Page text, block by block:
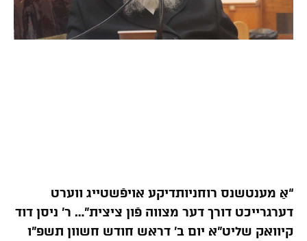
“אַ מענטשנס רוחניותדיקע אויפֿשטייג ווערט
דערגרייכט דורך דער מצווה פֿון ציצית”… ר’ ניסן דוד
קיוואק שליט”א יום ב’ דראש חודש חשוון תשפ”ו